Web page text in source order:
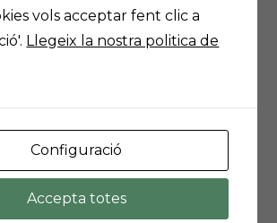
El més probable és que tinguis
l'Experiència desactivada.
Catalunya
vols acceptar fent clic a
Llegeix la nostra politica de
Configuració
Accepta totes